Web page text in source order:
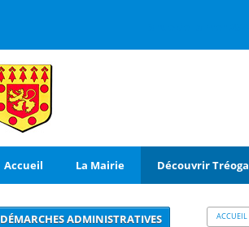
Accueil La Mairie Découvrir
ACCUEIL
DÉMARCHES ADMINISTRATIVES